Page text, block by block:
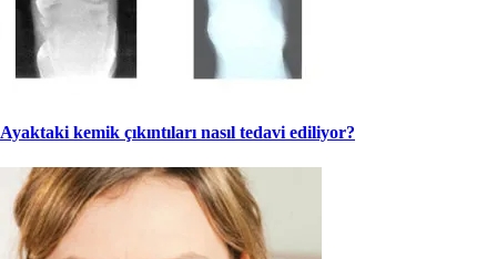
Ayaktaki kemik çıkıntıları nasıl tedavi ediliyor?